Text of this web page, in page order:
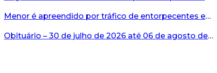
Menor é apreendido por tráfico de entorpecentes em Veranópolis...
Obituário – 30 de julho de 2026 até 06 de agosto de 2026...